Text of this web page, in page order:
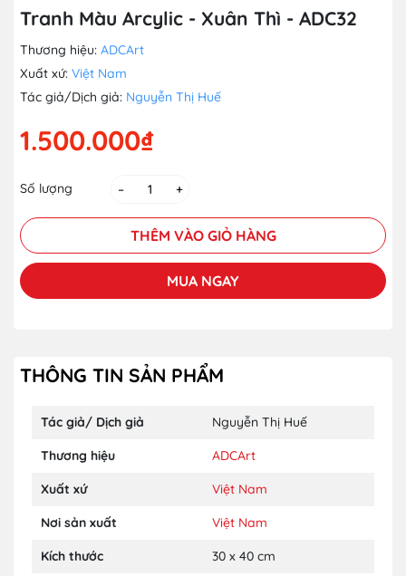
Tranh Màu Arcylic - Xuân Thì - ADC32
Thương hiệu: ADCArt
Xuất xứ: Việt Nam
Tác giả/Dịch giả: Nguyễn Thị Huế
1.500.000₫
Số lượng – +
THÊM VÀO GIỎ HÀNG
MUA NGAY
THÔNG TIN SẢN PHẨM
Tác giả/ Dịch giả Nguyễn Thị Huế
Thương hiệu ADCArt
Xuất xứ Việt Nam
Nơi sản xuất Việt Nam
Kích thước 30 x 40 cm